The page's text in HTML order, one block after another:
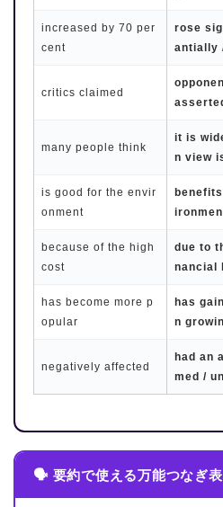
increased by 70 per
cent
rose
antially
critics claimed
many people think
it is
n view
is good for the envir
onment
because of the high
cost
due to
nancial
has become more p
opular
has
n
negatively affected
had an
med /
🗣 要約で使える万能つなぎ